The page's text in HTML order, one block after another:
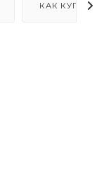
КАК КУПИТЬ